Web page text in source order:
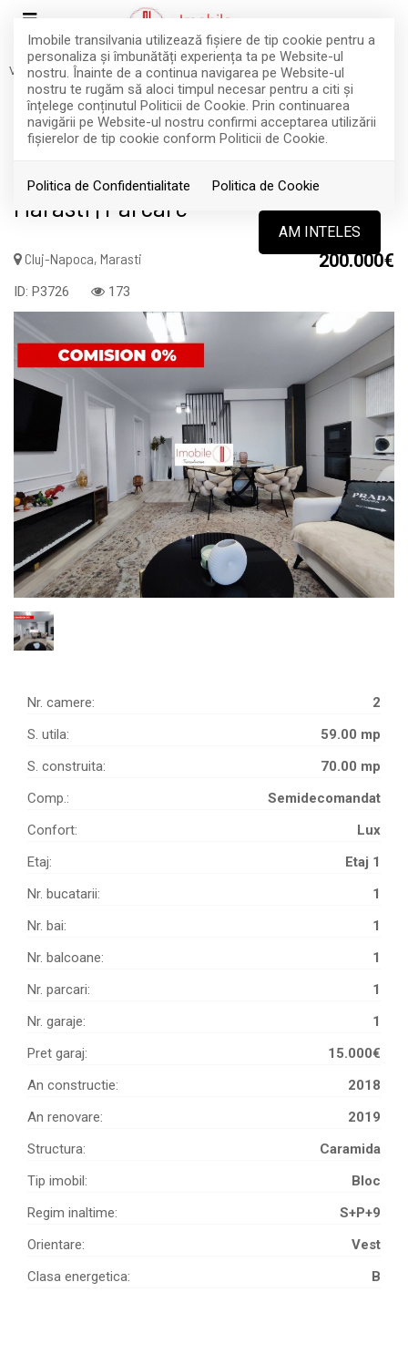
Imobile transilvania utilizează fişiere de tip cookie pentru a
personaliza și îmbunătăți experiența ta pe Website-ul
nostru. Înainte de a continua navigarea pe Website-ul
nostru te rugăm să aloci timpul necesar pentru a citi și
înțelege conținutul Politicii de Cookie. Prin continuarea
navigării pe Website-ul nostru confirmi acceptarea utilizării
fişierelor de tip cookie conform Politicii de Cookie.
Politica de Confidentialitate Politica de Cookie
AM INTELES
Vanzare Apartamente Cluj-Napoca Marasti
Acest anunt nu mai este activ !
Apartament 2 camere bloc nou
Marasti | Parcare
Cluj-Napoca, Marasti 200.000€
ID: P3726 173
COMISION 0% VANDUT
Nr. camere:
2
S. utila:
59.00 mp
S. construita:
70.00 mp
Comp.:
Semidecomandat
Confort:
Lux
Etaj:
Etaj 1
Nr. bucatarii:
1
Nr. bai:
1
Nr. balcoane:
1
Nr. parcari:
1
Nr. garaje:
1
Pret garaj:
15.000€
An constructie:
2018
An renovare:
2019
Structura:
Caramida
Tip imobil:
Bloc
Regim inaltime:
S+P+9
Orientare:
Vest
Clasa energetica:
B